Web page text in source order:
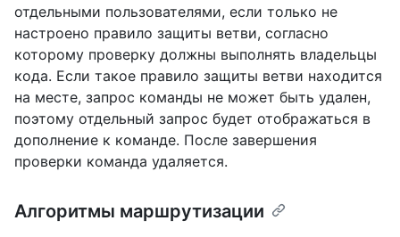
отдельными пользователями, если только не
настроено правило защиты ветви, согласно
которому проверку должны выполнять владельцы
кода. Если такое правило защиты ветви находится
на месте, запрос команды не может быть удален,
поэтому отдельный запрос будет отображаться в
дополнение к команде. После завершения
проверки команда удаляется.
Алгоритмы маршрутизации